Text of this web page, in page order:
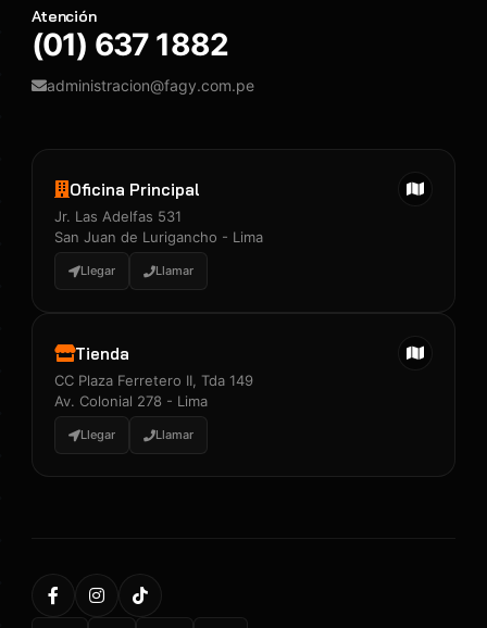
Atención
(01) 637 1882
administracion@fagy.com.pe
Oficina Principal
Jr. Las Adelfas 531
San Juan de Lurigancho - Lima
Llegar Llamar
Tienda
CC Plaza Ferretero II, Tda 149
Av. Colonial 278 - Lima
Llegar Llamar